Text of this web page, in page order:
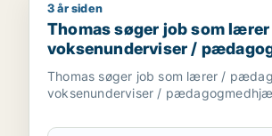
Thomas søger job som lærer /
3 år siden
Thomas søger job som
voksenunderviser /
Thomas søger job som lærer /
voksenunderviser /